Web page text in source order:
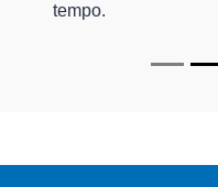
tempo.